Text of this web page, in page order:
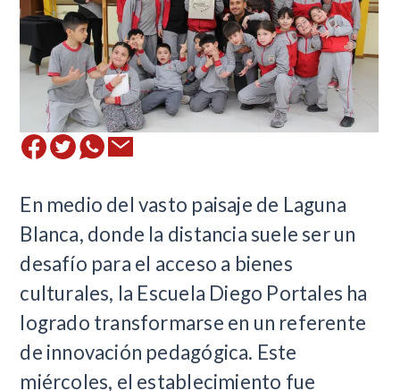
​En medio del vasto paisaje de Laguna
Blanca, donde la distancia suele ser un
desafío para el acceso a bienes
culturales, la Escuela Diego Portales ha
logrado transformarse en un referente
de innovación pedagógica. Este
miércoles, el establecimiento fue